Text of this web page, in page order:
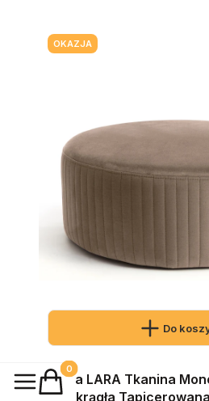
OKAZJA
Do
Pufa LARA Tkanina
Okrągła
Produkty w koszyku: 0.